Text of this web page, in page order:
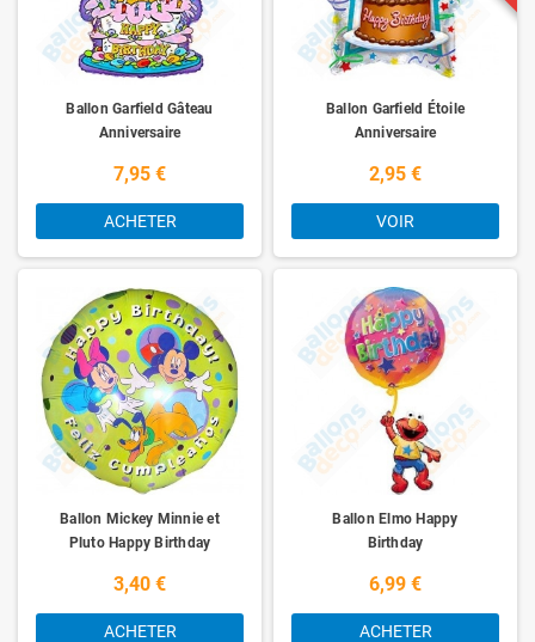
Ballon Garfield Gâteau
Anniversaire
7,95 €
ACHETER
Ballon Garfield Étoile
Anniversaire
2,95 €
VOIR
Ballon Mickey Minnie et
Pluto Happy Birthday
3,40 €
ACHETER
Ballon Elmo Happy
Birthday
6,99 €
ACHETER